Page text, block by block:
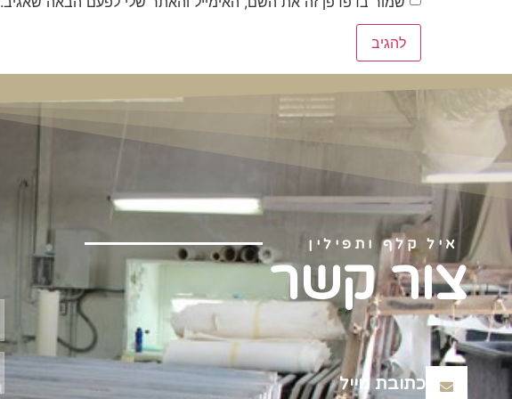
איל קלף ותפילין
צור קשר
כתובת מייל